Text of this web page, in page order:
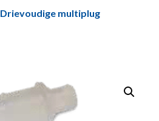
Drievoudige multiplug